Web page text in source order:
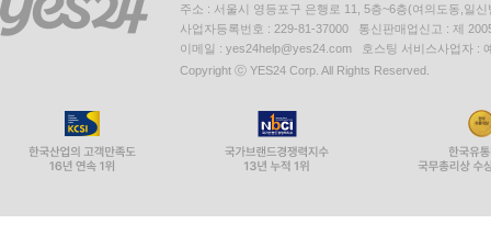
주소 : 서울시 영등포구 은행로 11, 5층~6층(여의도동,일신
사업자등록번호 : 229-81-37000 통신판매업신고 : 제
이메일 : yes24help@yes24.com 호스팅 서비스사업자 :
Copyright ⓒ YES24 Corp. All Rights Reserved.